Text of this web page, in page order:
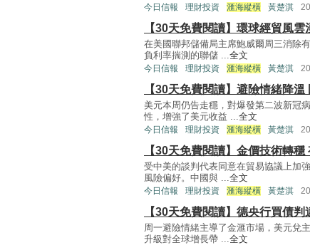
今日信報 理財投資 滙海縱橫 黃楚淇
【30天免費閱讀】環球經貿風雲
在美國聯邦儲備局主席鮑威爾周三消除
負利率揣測的聯儲 ...全文
今日信報 理財投資 滙海縱橫 黃楚淇
【30天免費閱讀】避險情緒降溫
美元本周仍告走穩，對爆發第二波新冠
性，增強了美元收益 ...全文
今日信報 理財投資 滙海縱橫 黃楚淇
【30天免費閱讀】金價技術轉穩
受中美的談判代表同意在貿易協議上加
風險偏好。中國與 ...全文
今日信報 理財投資 滙海縱橫 黃楚淇
【30天免費閱讀】德央行買債
周一避險情緒主導了金滙市場，美元兌
升級對全球增長帶 ...全文